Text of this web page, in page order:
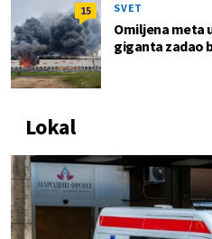
15 SVET
Omiljena meta
giganta zadao
Lokal